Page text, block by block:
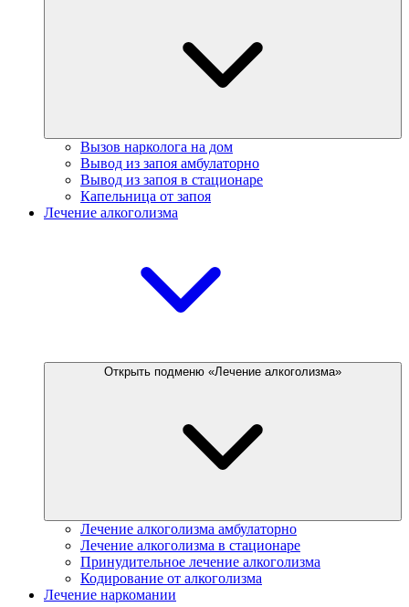
Вызов нарколога на дом
Вывод из запоя амбулаторно
Вывод из запоя в стационаре
Капельница от запоя
Лечение алкоголизма
Открыть подменю «Лечение алкоголизма»
Лечение алкоголизма амбулаторно
Лечение алкоголизма в стационаре
Принудительное лечение алкоголизма
Кодирование от алкоголизма
Лечение наркомании